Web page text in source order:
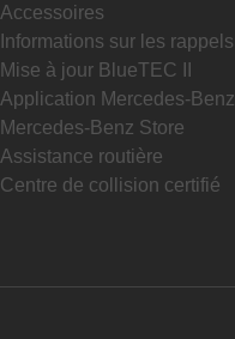
Accessoires
Informations sur les rappels
Mise à jour BlueTEC II
Application Mercedes-Benz
Mercedes-Benz Store
Assistance routière
Centre de collision certifié